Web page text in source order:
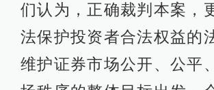
们认为，正确裁判本案，
法保护投资者合法权益的
维护证券市场公开、公平